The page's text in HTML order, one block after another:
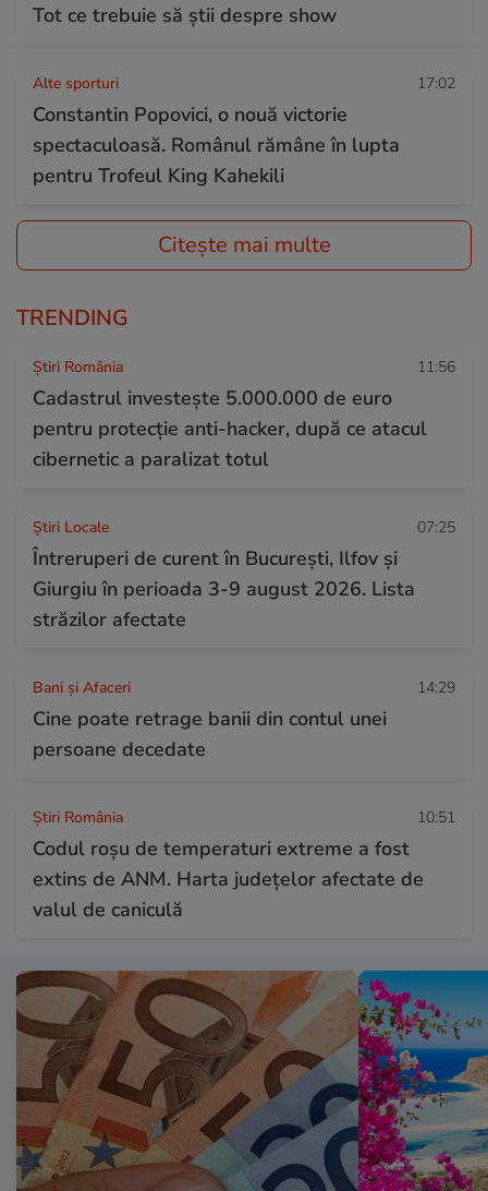
Tot ce trebuie să știi despre show
Alte sporturi 17:02
Constantin Popovici, o nouă victorie
spectaculoasă. Românul rămâne în lupta
pentru Trofeul King Kahekili
Citește mai multe
TRENDING
Știri România 11:56
Cadastrul investește 5.000.000 de euro
pentru protecție anti-hacker, după ce atacul
cibernetic a paralizat totul
Știri Locale 07:25
Întreruperi de curent în București, Ilfov și
Giurgiu în perioada 3-9 august 2026. Lista
străzilor afectate
Bani și Afaceri 14:29
Cine poate retrage banii din contul unei
persoane decedate
Știri România 10:51
Codul roșu de temperaturi extreme a fost
extins de ANM. Harta județelor afectate de
valul de caniculă